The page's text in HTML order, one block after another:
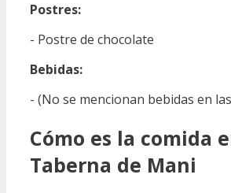
Postres:
- Postre de chocolate
Bebidas:
- (No se mencionan bebidas en
Cómo es la comida
Taberna de Mani